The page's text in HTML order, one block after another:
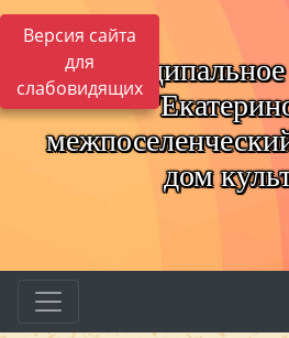
Версия сайта
для
слабовидящих
дом